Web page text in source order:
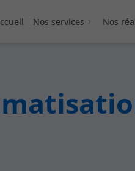
Nos services Nos